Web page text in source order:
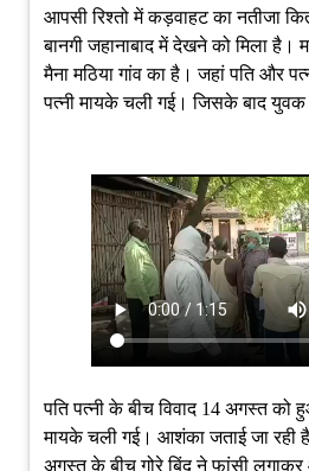
आपसी रिश्तो में कड़वाहट का नतीजा
बानगी जहानाबाद में देखने को मिला है।
मैना मठिया गांव का है। जहां पति और
पत्नी मायके चली गई। जिसके बाद
पति पत्नी के बीच विवाद 14 अगस्त को
मायके चली गई। आशंका जताई जा रही
अगस्त के बीच गोरे बिंद ने फांसी लगाकर